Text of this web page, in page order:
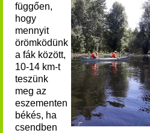
függően,
hogy
mennyit
örömködünk
a fák között,
10-14 km-t
teszünk
meg az
eszementen
békés, ha
csendben